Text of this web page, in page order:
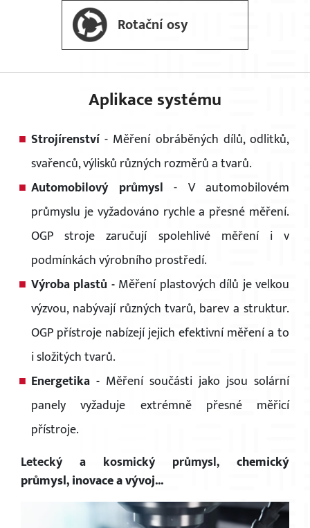
Rotační osy
Aplikace systému
Strojírenství - Měření obráběných dílů, odlitků,
svařenců, výlisků různých rozměrů a tvarů.
Automobilový průmysl - V automobilovém
průmyslu je vyžadováno rychle a přesné měření.
OGP stroje zaručují spolehlivé měření i v
podmínkách výrobního prostředí.
Výroba plastů - Měření plastových dílů je velkou
výzvou, nabývají různých tvarů, barev a struktur.
OGP přístroje nabízejí jejich efektivní měření a to
i složitých tvarů.
Energetika - Měření součásti jako jsou solární
panely vyžaduje extrémně přesné měřicí
přístroje.
Letecký a kosmický průmysl, chemický
průmysl,inovace a vývoj...